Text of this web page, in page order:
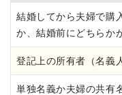
結婚してから夫婦で購
か、結婚前にどちらか
登記上の所有者（名義
単独名義か夫婦の共有